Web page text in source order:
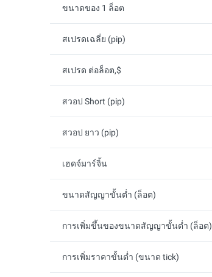
ขนาดของ 1 ล็อต
สเปรดเฉลี่ย (pip)
สเปรด ต่อล็อต,$
สวอป Short (pip)
สวอป ยาว (pip)
เฮดจ์มาร์จิ้น
ขนาดสัญญาขั้นต่ำ (ล็อต)
การเพิ่มขึ้นของขนาดสัญญาขั้นต่ำ (ล็อต)
การเพิ่มราคาขั้นต่ำ (ขนาด tick)